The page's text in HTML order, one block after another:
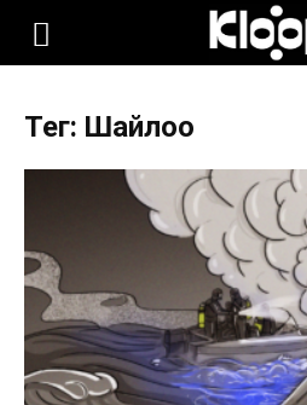
KLOOP.KG
Кыргызстана
Тег: Шайлоо